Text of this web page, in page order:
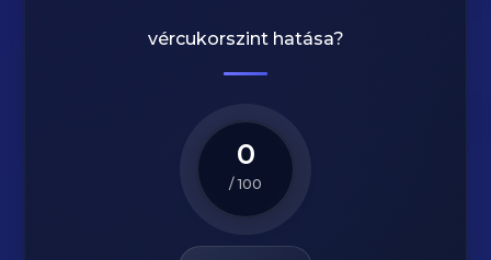
vércukorszint hatása?
0
/ 100